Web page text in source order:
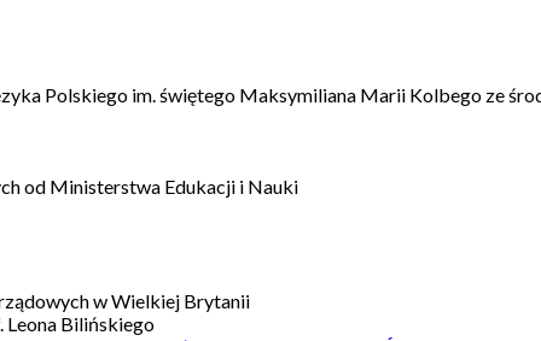
Polskiego im. świętego Maksymiliana Marii Kolbego ze
od Ministerstwa Edukacji i Nauki
w Wielkiej Brytanii
Leona Bilińskiego